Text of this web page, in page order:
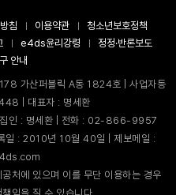
침 이용약관
청소년보호정책
e4ds윤리강령
정정·반론보도
안내
가산퍼블릭 A동 1824호 | 사업자등
| 대표자 : 명세환
집인 : 명세환 | 전화 : 02-866-9957
일 : 2010년 10월 40일 | 제보메일 :
처에 있으며 이를 무단 이용하는 경우